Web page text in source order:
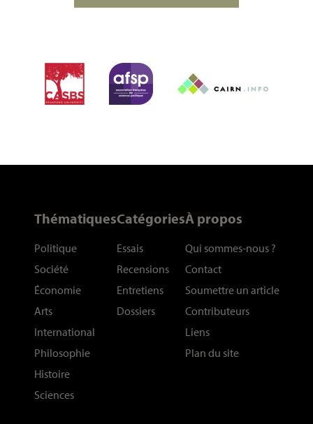
Thématiques
Politique
Société
Économie
Arts
International
Philosophie
Histoire
Sciences
Catégories
Essais
Recensions
Entretiens
Dossiers
À propos
Qui sommes-nous ?
Contact
Soumettre un article
Contributeurs
Liens
Plan du site